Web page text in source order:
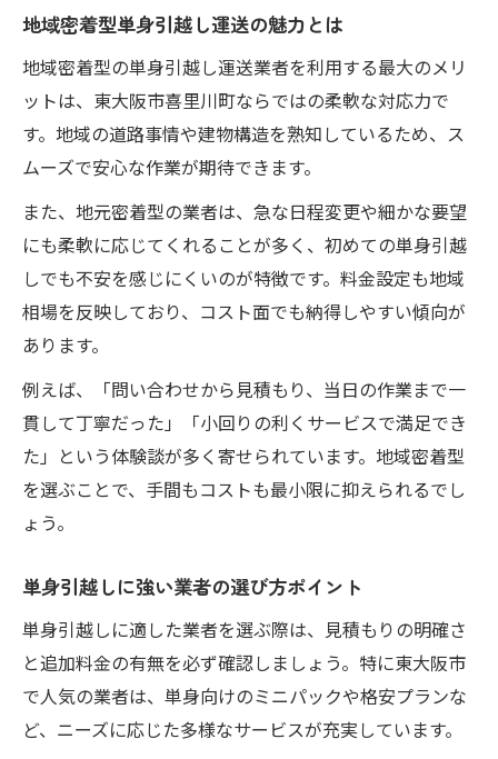
見積もり時に確認したい追加費用項目
口コミ評価を活かした単身引越し業者選定
不用品処分と買取活用で賢く節約しよう
単身引越し時の不用品を効率的に処分する
単身引越しと同時に買取サービスを利用す
る
単身引越し運送と不用品回収をまとめて依
不用品リストアップで単身引越しをスムー
ズに
時間や手間を削減する効率的な単身引越し
ダンボール無料サービスの活用術紹介
単身引越しで荷造りを時短するアイデア
単身引越し当日の段取りと注意点
地域密着型単身引越し運送の魅力とは
地域密着型の単身引越し運送業者を利用する最大のメリ
ットは、東大阪市喜里川町ならではの柔軟な対応力で
す。地域の道路事情や建物構造を熟知しているため、ス
ムーズで安心な作業が期待できます。
また、地元密着型の業者は、急な日程変更や細かな要望
にも柔軟に応じてくれることが多く、初めての単身引越
しでも不安を感じにくいのが特徴です。料金設定も地域
相場を反映しており、コスト面でも納得しやすい傾向が
あります。
例えば、「問い合わせから見積もり、当日の作業まで一
貫して丁寧だった」「小回りの利くサービスで満足でき
た」という体験談が多く寄せられています。地域密着型
を選ぶことで、手間もコストも最小限に抑えられるでし
ょう。
単身引越しに強い業者の選び方ポイント
単身引越しに適した業者を選ぶ際は、見積もりの明確さ
と追加料金の有無を必ず確認しましょう。特に東大阪市
で人気の業者は、単身向けのミニパックや格安プランな
ど、ニーズに応じた多様なサービスが充実しています。